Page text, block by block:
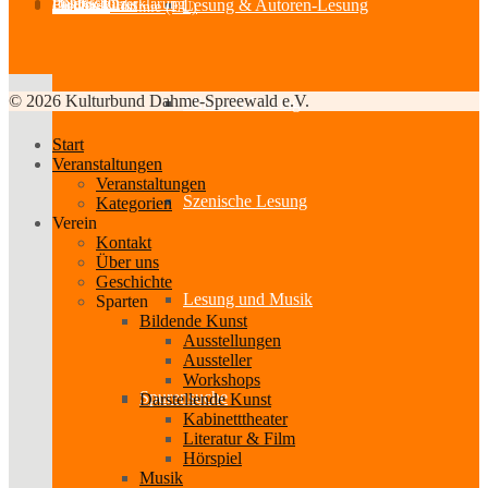
Lesung & Autoren-Lesung
Mitmach-Lesung
Szenische Lesung
Lesung und Musik
Spurensuche
Datenschutzerklärung
Partner-Links
Feedback
Cookie-Richtlinie (EU)
© 2026 Kulturbund Dahme-Spreewald e.V.
Start
Veranstaltungen
Veranstaltungen
Kategorien
Verein
Kontakt
Über uns
Geschichte
Sparten
Bildende Kunst
Ausstellungen
Aussteller
Workshops
Darstellende Kunst
Kabinetttheater
Literatur & Film
Hörspiel
Musik